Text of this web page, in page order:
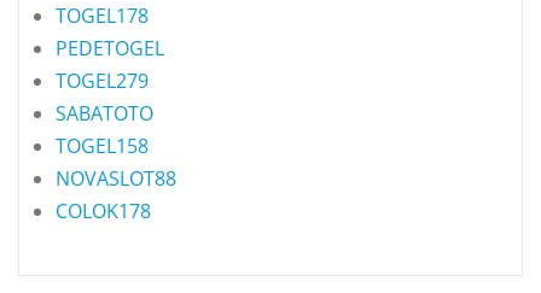
TOGEL178
PEDETOGEL
TOGEL279
SABATOTO
TOGEL158
NOVASLOT88
COLOK178